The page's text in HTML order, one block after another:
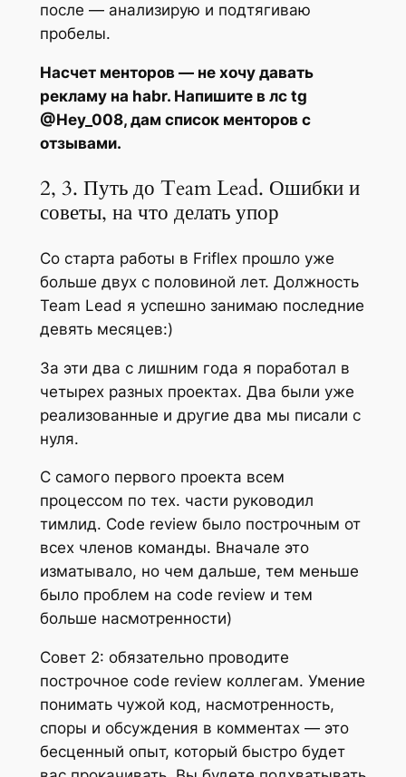
после — анализирую и подтягиваю
пробелы.
Насчет менторов — не хочу давать
рекламу на habr. Напишите в лс tg
@Hey_008, дам список менторов с
отзывами.
2, 3. Путь до Team Lead. Ошибки и
советы, на что делать упор
Со старта работы в Friflex прошло уже
больше двух с половиной лет. Должность
Team Lead я успешно занимаю последние
девять месяцев:)
За эти два с лишним года я поработал в
четырех разных проектах. Два были уже
реализованные и другие два мы писали с
нуля.
С самого первого проекта всем
процессом по тех. части руководил
тимлид. Code review было построчным от
всех членов команды. Вначале это
изматывало, но чем дальше, тем меньше
было проблем на code review и тем
больше насмотренности)
Совет 2: обязательно проводите
построчное code review коллегам. Умение
понимать чужой код, насмотренность,
споры и обсуждения в комментах — это
бесценный опыт, который быстро будет